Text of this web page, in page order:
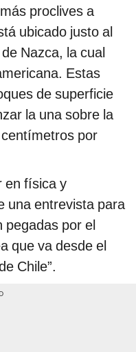
proclives a
ubicado justo al
Nazca, la cual
Estas
de superficie
la una sobre la
por
en física y
una entrevista para
pegadas por el
que va desde el
Chile”.